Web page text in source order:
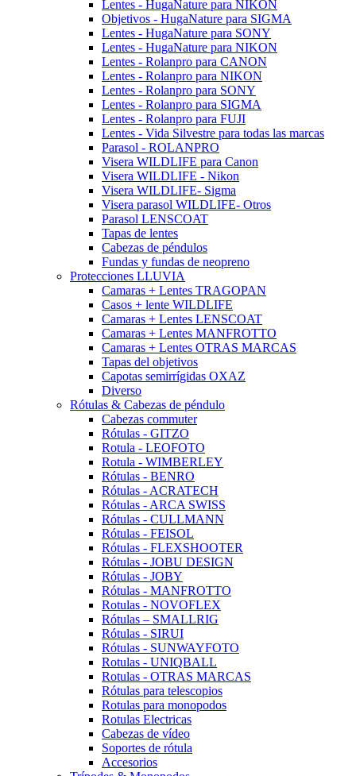
Lentes - HugaNature para NIKON
Objetivos - HugaNature para SIGMA
Lentes - HugaNature para SONY
Lentes - HugaNature para NIKON
Lentes - Rolanpro para CANON
Lentes - Rolanpro para NIKON
Lentes - Rolanpro para SONY
Lentes - Rolanpro para SIGMA
Lentes - Rolanpro para FUJI
Lentes - Vida Silvestre para todas las marcas
Parasol - ROLANPRO
Visera WILDLIFE para Canon
Visera WILDLIFE - Nikon
Visera WILDLIFE- Sigma
Visera parasol WILDLIFE- Otros
Parasol LENSCOAT
Tapas de lentes
Cabezas de péndulos
Fundas y fundas de neopreno
Protecciones LLUVIA
Camaras + Lentes TRAGOPAN
Casos + lente WILDLIFE
Camaras + Lentes LENSCOAT
Camaras + Lentes MANFROTTO
Camaras + Lentes OTRAS MARCAS
Tapas del objetivos
Capotas semirrígidas OXAZ
Diverso
Rótulas & Cabezas de péndulo
Cabezas commuter
Rótulas - GITZO
Rotula - LEOFOTO
Rotula - WIMBERLEY
Rótulas - BENRO
Rótulas - ACRATECH
Rótulas - ARCA SWISS
Rótulas - CULLMANN
Rótulas - FEISOL
Rótulas - FLEXSHOOTER
Rótulas - JOBU DESIGN
Rótulas - JOBY
Rótulas - MANFROTTO
Rotulas - NOVOFLEX
Rótulas – SMALLRIG
Rótulas - SIRUI
Rótulas - SUNWAYFOTO
Rotulas - UNIQBALL
Rotulas - OTRAS MARCAS
Rótulas para telescopios
Rotulas para monopodos
Rotulas Electricas
Cabezas de vídeo
Soportes de rótula
Accesorios